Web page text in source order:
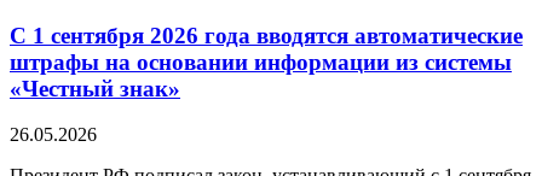
С 1 сентября 2026 года вводятся автоматические
штрафы на основании информации из системы
«Честный знак»
26.05.2026